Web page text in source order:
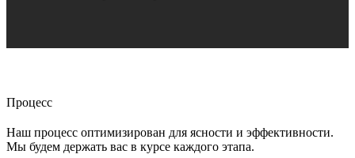
Процесс
Наш процесс оптимизирован для ясности и эффективности.
Мы будем держать вас в курсе каждого этапа.